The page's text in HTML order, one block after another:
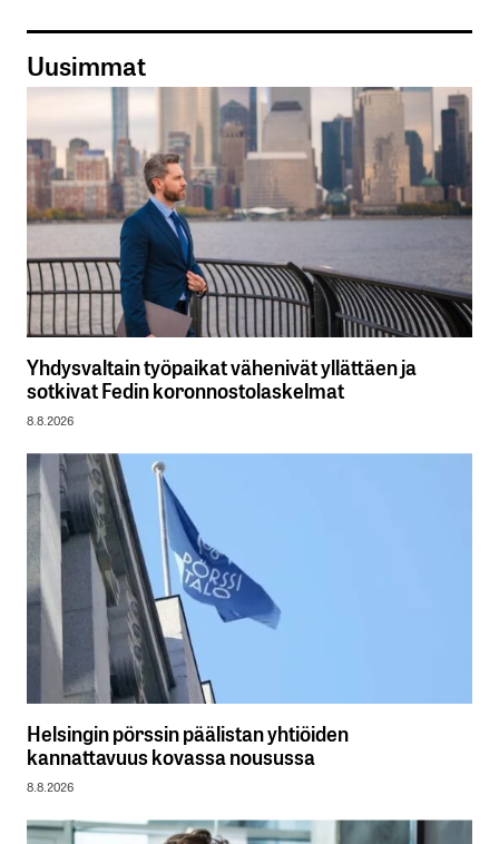
Uusimmat
Yhdysvaltain työpaikat vähenivät yllättäen ja
sotkivat Fedin koronnostolaskelmat
8.8.2026
Helsingin pörssin päälistan yhtiöiden
kannattavuus kovassa nousussa
8.8.2026